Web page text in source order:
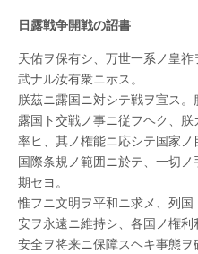
日露戦争開戦の詔書
天佑ヲ保有シ、万世一系ノ皇
武ナル汝有衆ニ示ス。
朕茲ニ露国ニ対シテ戦ヲ宣ス
露国ト交戦ノ事ニ従フヘク、
率ヒ、其ノ権能ニ応シテ国家
国際条規ノ範囲ニ於テ、一切
期セヨ。
惟フニ文明ヲ平和ニ求メ、列
安ヲ永遠ニ維持シ、各国ノ権
安全ヲ将来ニ保障スヘキ事態